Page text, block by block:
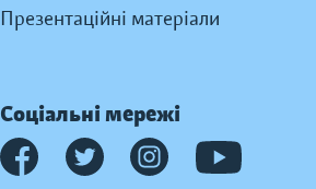
Презентаційні матеріали
Соціальні мережі